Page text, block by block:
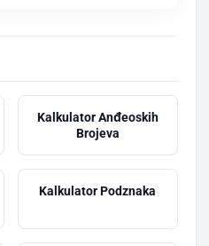
Kalkulator Anđeoskih
Brojeva
Kalkulator Podznaka